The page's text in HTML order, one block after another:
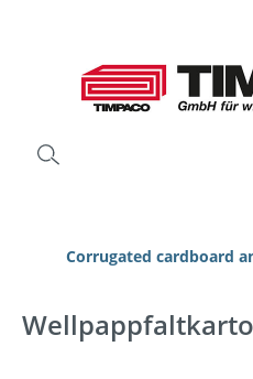
Corrugated cardboard